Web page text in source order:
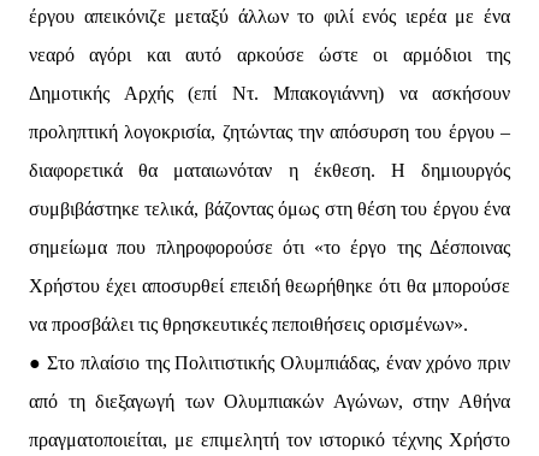
έργου απεικόνιζε μεταξύ άλλων το φιλί ενός ιερέα με ένα
νεαρό αγόρι και αυτό αρκούσε ώστε οι αρμόδιοι της
Δημοτικής Αρχής (επί Ντ. Μπακογιάννη) να ασκήσουν
προληπτική λογοκρισία, ζητώντας την απόσυρση του έργου –
διαφορετικά θα ματαιωνόταν η έκθεση. Η δημιουργός
συμβιβάστηκε τελικά, βάζοντας όμως στη θέση του έργου ένα
σημείωμα που πληροφορούσε ότι «το έργο της Δέσποινας
Χρήστου έχει αποσυρθεί επειδή θεωρήθηκε ότι θα μπορούσε
να προσβάλει τις θρησκευτικές πεποιθήσεις ορισμένων».
● Στο πλαίσιο της Πολιτιστικής Ολυμπιάδας, έναν χρόνο πριν
από τη διεξαγωγή των Ολυμπιακών Αγώνων, στην Αθήνα
πραγματοποιείται, με επιμελητή τον ιστορικό τέχνης Χρήστο